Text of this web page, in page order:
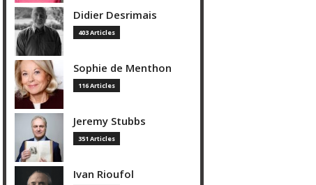
Didier Desrimais
403 Articles
Sophie de Menthon
116 Articles
Jeremy Stubbs
351 Articles
Ivan Rioufol